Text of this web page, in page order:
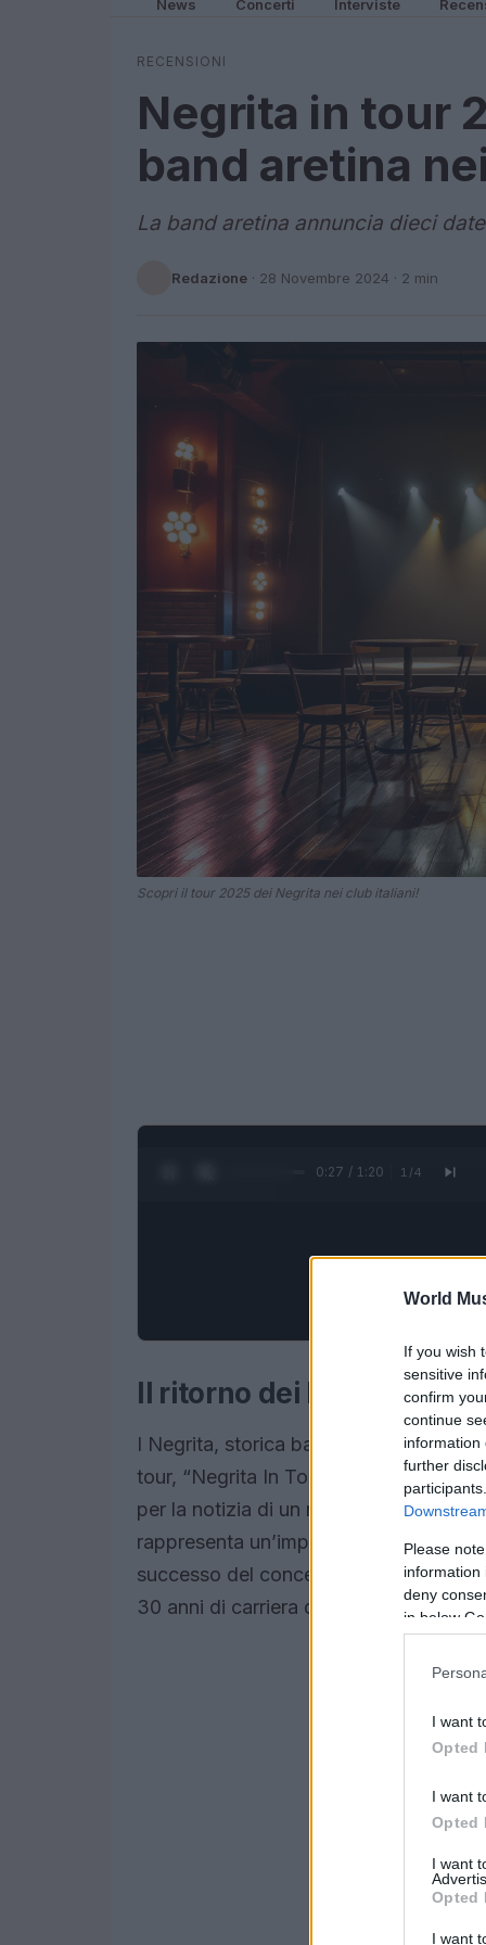
World
If you wish
sensitive
confirm
continue
information
further
Please
information
deny
in below
I want
Opted
I want
Opted
I want
Opted
I want
News Concerti Interviste
RECENSIONI
Negrita in tour
band aretina
La band aretina annuncia dieci
Redazione · 28 Novembre 2024 · 2 min
Scopri il tour 2025 dei Negrita nei club italiani!
0:28 / 1:20 1 /4
Il ritorno dei Negrita
I Negrita, storica band rock italiana,
tour, “Negrita In Tour 2025”. Dopo
per la notizia di un nuovo album di
rappresenta un’importante
successo del concerto del 27
30 anni di carriera della band.